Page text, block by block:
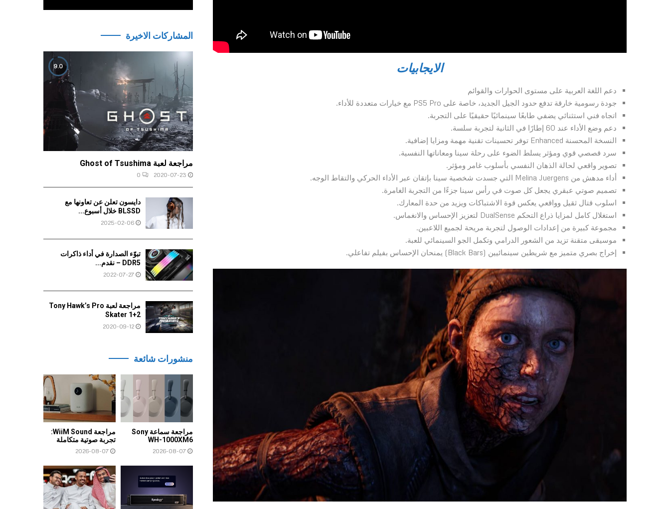
الايجابيات
دعم اللغة العربية على مستوى الحوارات والقوائم
جودة رسومية خارقة تدفع حدود الجيل الجديد، خاصة على PS5 Pro مع خيارات متعددة للأداء.
اتجاه فني استثنائي يضفي طابعًا سينمائيًا حقيقيًا على التجربة.
دعم وضع الأداء عند 60 إطارًا في الثانية لتجربة سلسة.
النسخة المحسنة Enhanced توفر تحسينات تقنية مهمة ومزايا إضافية.
سرد قصصي قوي ومؤثر يسلط الضوء على رحلة سينا ومعاناتها النفسية.
تصوير واقعي لحالة الذهان النفسي بأسلوب غامر ومؤثر.
أداء مدهش من Melina Juergens التي جسدت شخصية سينا بإتقان عبر الأداء الحركي والتقاط الوجه.
تصميم صوتي عبقري يجعل كل صوت في رأس سينا جزءًا من التجربة الغامرة.
اسلوب قتال ثقيل وواقعي يعكس قوة الاشتباكات ويزيد من حدة المعارك.
استغلال كامل لمزايا ذراع التحكم DualSense لتعزيز الإحساس والانغماس.
مجموعة كبيرة من إعدادات الوصول لتجربة مريحة لجميع اللاعبين.
موسيقى متقنة تزيد من الشعور الدرامي وتكمل الجو السينمائي للعبة.
إخراج بصري متميز مع شريطين سينمائيين (Black Bars) يمنحان الإحساس بفيلم تفاعلي.
المشاركات الاخيرة
مراجعة لعبة Ghost of Tsushima
2020-07-23
0
9.0
دايسون تعلن عن تعاونها مع
BLSSD خلال أسبوع...
2025-02-06
تبوّء الصدارة في أداء ذاكرات
DDR5 – نقدم...
2022-07-27
مراجعة لعبة Tony Hawk’s Pro
Skater 1+2
2020-09-12
منشورات شائعة
مراجعة سماعة Sony
WH-1000XM6
2026-08-07
مراجعة WiiM Sound:
تجربة صوتية متكاملة
2026-08-07